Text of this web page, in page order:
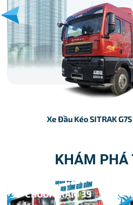
Xe Đầu Kéo SITRAK
KHÁM PHÁ
CHUỖI TRẠM 3S